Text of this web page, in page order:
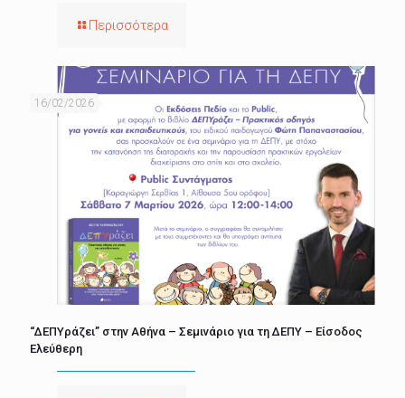
Περισσότερα
16/02/2026
“ΔΕΠΥράζει” στην Αθήνα – Σεμινάριο για τη ΔΕΠΥ – Είσοδος
Ελεύθερη